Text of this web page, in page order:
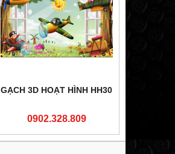
GẠCH 3D HOẠT HÌNH HH30
0902.328.809